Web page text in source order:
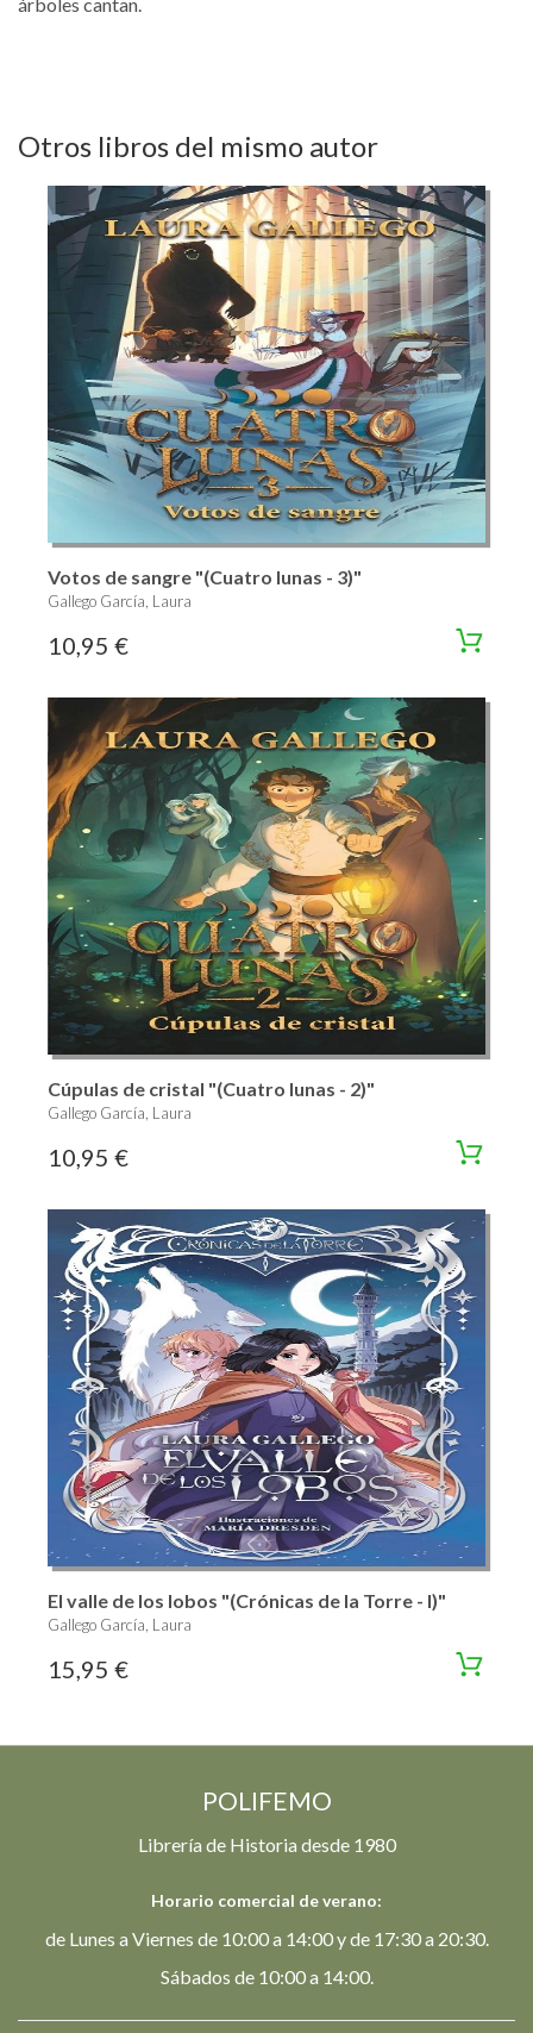
Otros libros del mismo autor
Votos de sangre "(Cuatro lunas - 3)"
Gallego García, Laura
10,95 €
Cúpulas de cristal "(Cuatro lunas - 2)"
Gallego García, Laura
10,95 €
El valle de los lobos "(Crónicas de la Torre - I)"
Gallego García, Laura
15,95 €
POLIFEMO
Librería de Historia desde 1980
Horario comercial de verano:
de Lunes a Viernes de 10:00 a 14:00 y de 17:30 a 20:30.
Sábados de 10:00 a 14:00.